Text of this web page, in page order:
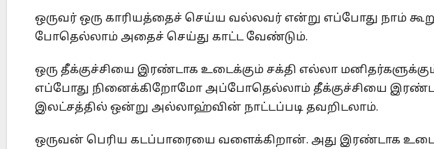
ஒருவர் ஒரு காரியத்தைச் செய்ய வல்லவர் என்று எப்போது நாம்
போதெல்லாம் அதைச் செய்து காட்ட வேண்டும்.
ஒரு தீக்குச்சியை இரண்டாக உடைக்கும் சக்தி எல்லா
எப்போது நினைக்கிறோமோ அப்போதெல்லாம் தீக்குச்சியை இரண்டாக
இலட்சத்தில் ஒன்று அல்லாஹ்வின் நாட்டப்படி தவறிடலாம்.
ஒருவன் பெரிய கடப்பாரையை வளைக்கிறான். அது இரண்டாக